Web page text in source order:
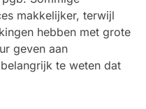
makkelijker, terwijl
hebben met grote
geven aan
te weten dat